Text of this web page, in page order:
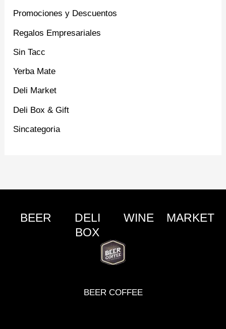
Promociones y Descuentos
Regalos Empresariales
Sin Tacc
Yerba Mate
Deli Market
Deli Box & Gift
Sincategoria
BEER
DELI
BOX
WINE MARKET
BEER COFFEE